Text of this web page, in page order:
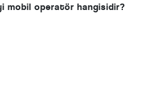
mobil operatör hangisidir?